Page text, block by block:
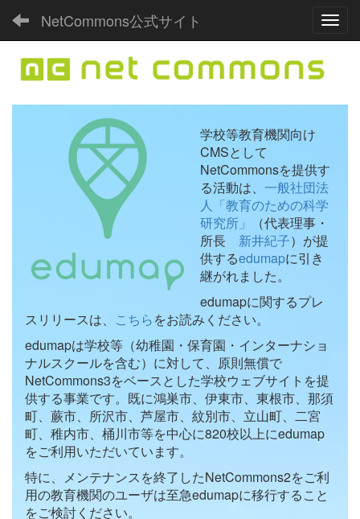
NetCommons公式サイト
学校等教育機関向け
CMSとして
NetCommonsを提供す
る活動は、 一般社団法
人「教育のための科学
研究所」
（代表理事・
所長 新井紀子）が提
供するedumapに引き
継がれました。
edumapに関するプレ
スリリースは、 こちらをお読みください。
edumapは学校等（幼稚園・保育園・インターナショ
ナルスクールを含む）に対して、原則無償で
NetCommons3をベースとした学校ウェブサイトを提
供する事業です。既に鴻巣市、伊東市、東根市、那須
町、蕨市、所沢市、芦屋市、紋別市、立山町、二宮
町、稚内市、桶川市等を中心に820校以上にedumap
をご利用いただいています。
特に、メンテナンスを終了したNetCommons2をご利
用の教育機関のユーザは至急edumapに移行すること
をご検討ください。